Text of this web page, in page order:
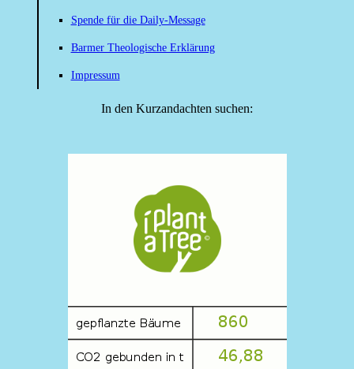
Spende für die Daily-Message
Barmer Theologische Erklärung
Impressum
In den Kurzandachten suchen: